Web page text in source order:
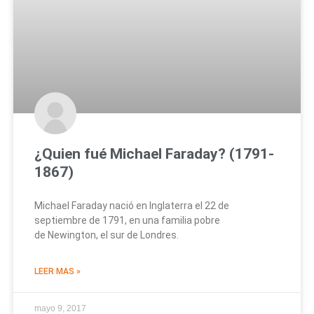
¿Quien fué Michael Faraday? (1791-
1867)
Michael Faraday nació en Inglaterra el 22 de
septiembre de 1791, en una familia pobre
de Newington, el sur de Londres.
LEER MAS »
mayo 9, 2017